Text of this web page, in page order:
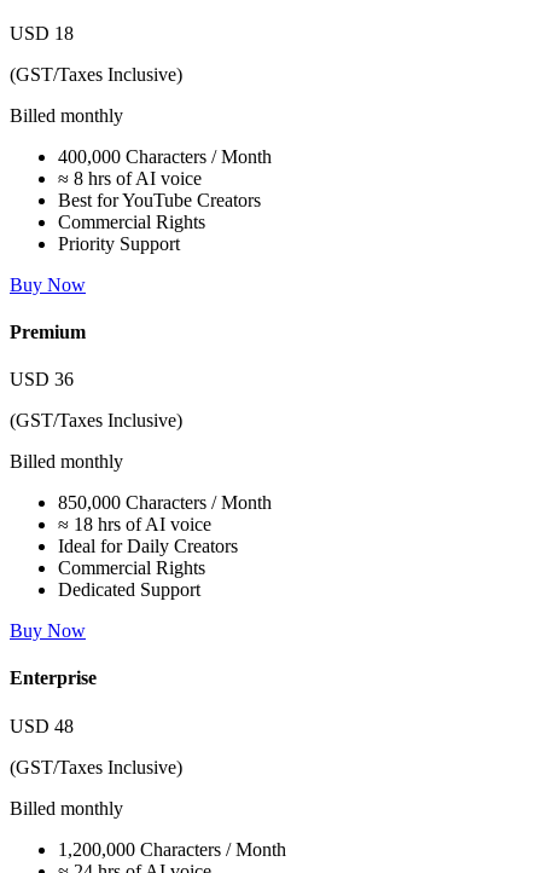
USD 18
(GST/Taxes Inclusive)
Billed monthly
400,000 Characters / Month
≈ 8 hrs of AI voice
Best for YouTube Creators
Commercial Rights
Priority Support
Buy Now
Premium
USD 36
(GST/Taxes Inclusive)
Billed monthly
850,000 Characters / Month
≈ 18 hrs of AI voice
Ideal for Daily Creators
Commercial Rights
Dedicated Support
Buy Now
Enterprise
USD 48
(GST/Taxes Inclusive)
Billed monthly
1,200,000 Characters / Month